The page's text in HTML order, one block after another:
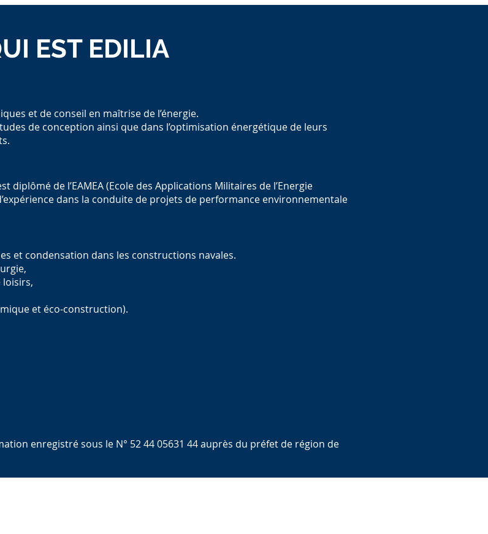
et condensation dans les constructions navales.
loisirs,
et éco-construction).
enregistré sous le N° 52 44 05631 44 auprès du préfet de région de
diplômé de l’EAMEA (Ecole des Applications Militaires de l’Energie
dans la conduite de projets de performance environnementale
et de conseil en maîtrise de l’énergie.
de conception ainsi que dans l’optimisation énergétique de leurs
EST EDILIA